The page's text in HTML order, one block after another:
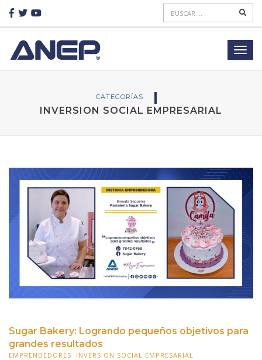
CATEGORÍAS
INVERSION SOCIAL EMPRESARIAL
Sugar Bakery: Logrando pequeños objetivos para
grandes resultados
EMPRENDEDORES
INVERSION SOCIAL EMPRESARIAL